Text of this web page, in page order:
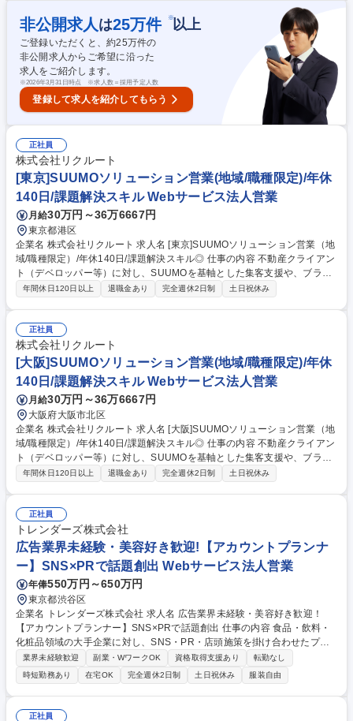
大企業の製薬メーカー・医療機器メーカーに対し、複雑な医療オープンデ
ータを整理・可視化するツールの提案を行います。展示会やイベントでの
集客、既存顧客からの紹介を通じて新規開拓も進めていただきます。訪問
先は主にマーケティング部門、営業企画、営業部、トレーニング部門など
になり、しっかり対話ができる深耕型の営業スタイルです。 募集職種
【業界未経験歓迎/提案営業】アフラックG/ヘルスケア×データ活用/フレッ
クス有
非公開求人 は25万件 ※以上
ご登録いただくと、約25万件の
非公開求人からご希望に沿った
求人をご紹介します。
※2026年3月31日時点 ※求人数＝採用予定人数
登録して求人を紹介してもらう
正社員
株式会社リクルート
[東京]SUUMOソリューション営業(地域/職種限定)/年休
140日/課題解決スキル Webサービス法人営業
月給30万円～36万6667円
東京都港区
企業名 株式会社リクルート 求人名 [東京]SUUMOソリューション営業（地
域/職種限定）/年休140日/課題解決スキル◎ 仕事の内容 不動産クライアン
ト（デベロッパー等）に対し、SUUMOを基軸とした集客支援や、ブラン
ド戦略・採用等の経営課題解決策を主体的に提案・提供するポジションの
定。集客に留まらず出店計画や採用など、事業成長に必要な施策を自ら企
画・提案し、成果が出るまで伴走します。メディアはあくまでも入り口
で、そこからいかにCLの経営課題に深く介在し、本当に顧客の経営が成
功するための価値発揮ができることがソリューション営業の醍醐味です。
募集職種 [東京]SUUMOソリューション営業（地域/職種限定）/年休140日/
課題解決スキル◎
年間休日120日以上 退職金あり 完全週休2日制 土日祝休み
正社員
株式会社リクルート
[大阪]SUUMOソリューション営業(地域/職種限定)/年休
140日/課題解決スキル Webサービス法人営業
月給30万円～36万6667円
大阪府大阪市北区
企業名 株式会社リクルート 求人名 [大阪]SUUMOソリューション営業（地
域/職種限定）/年休140日/課題解決スキル◎ 仕事の内容 不動産クライアン
ト（デベロッパー等）に対し、SUUMOを基軸とした集客支援や、ブラン
ド戦略・採用等の経営課題解決策を主体的に提案・提供するポジションの
定。集客に留まらず出店計画や採用など、事業成長に必要な施策を自ら企
画・提案し、成果が出るまで伴走します。メディアはあくまでも入り口
で、そこからいかにCLの経営課題に深く介在し、本当に顧客の経営が成
功するための価値発揮ができることがソリューション営業の醍醐味です。
募集職種 [大阪]SUUMOソリューション営業（地域/職種限定）/年休140日/
課題解決スキル◎
年間休日120日以上 退職金あり 完全週休2日制 土日祝休み
正社員
トレンダーズ株式会社
広告業界未経験・美容好き歓迎!【アカウントプランナ
ー】SNS×PRで話題創出 Webサービス法人営業
年俸550万円～650万円
東京都渋谷区
企業名 トレンダーズ株式会社 求人名 広告業界未経験・美容好き歓迎！
【アカウントプランナー】SNS×PRで話題創出 仕事の内容 食品・飲料・
化粧品領域の大手企業に対し、SNS・PR・店頭施策を掛け合わせたプロ
モーション戦略を提案いただきます！生活者インサイトの分析から話題
化・購買促進までデジタル施策含め一貫して支援いただきます。 【詳細】
■大手メーカー・代理店への提案営業 ■PR・プロモーション戦略立案 ■生
活者インサイト分析 ■流通×デジタル連動施策設計 ■社内専門チームとの連
携 ■自社サービス改善提案 【仕事の魅力】裁量の大きな営業スタイルで、
業界未経験歓迎 副業・WワークOK 資格取得支援あり
転勤なし
時短勤務あり
在宅OK 完全週休2日制 土日祝休み 服装自由
正社員